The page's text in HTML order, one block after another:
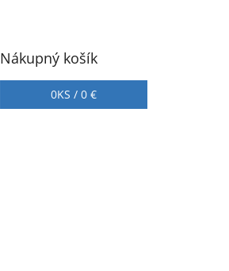
Nákupný košík
0KS /0 €